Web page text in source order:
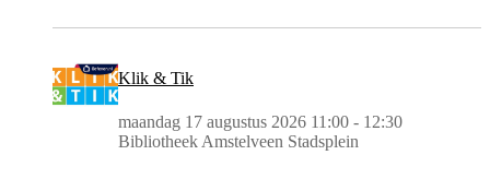
Klik & Tik
maandag 17 augustus 2026 11:00 - 12:30
Bibliotheek Amstelveen Stadsplein